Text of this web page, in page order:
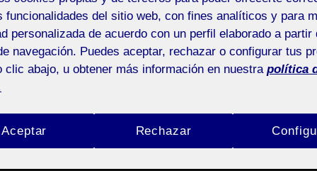
Espacio Personal
DE INCIDENCIAS O SUGERENCIAS
funcionalidades del sitio web, con fines analíticos y para
personalizada de acuerdo con un perfil elaborado a partir
navegación. Puedes aceptar, rechazar o configurar tus
clic abajo, u obtener más información en nuestra política
Rechazar
Aceptar